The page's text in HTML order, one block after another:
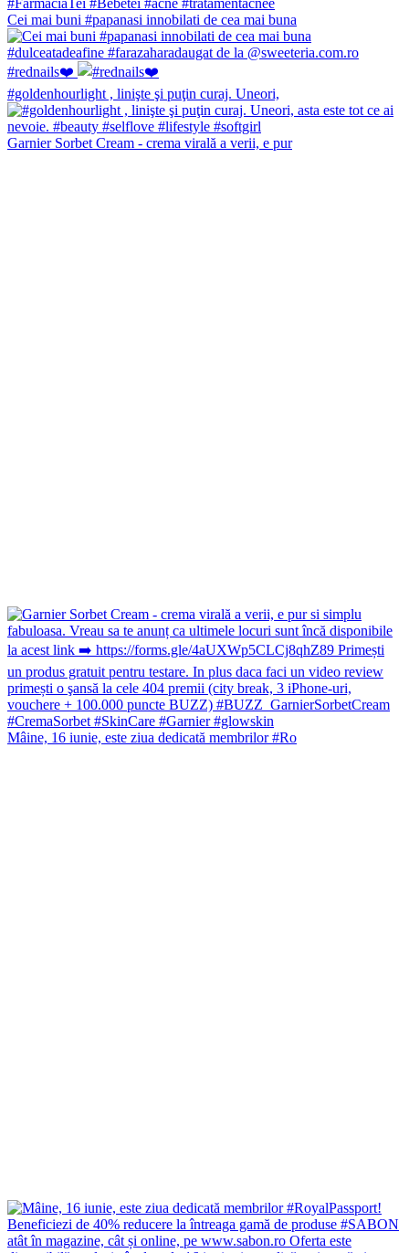
Cei mai buni #papanasi innobilati de cea mai buna
#rednails❤️
#goldenhourlight , linişte şi puţin curaj. Uneori,
Garnier Sorbet Cream - crema virală a verii, e pur
Mâine, 16 iunie, este ziua dedicată membrilor #Ro